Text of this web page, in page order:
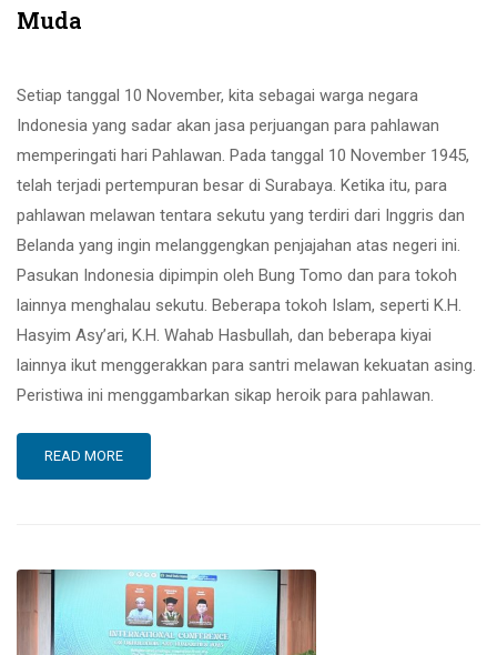
Muda
Setiap tanggal 10 November, kita sebagai warga negara
Indonesia yang sadar akan jasa perjuangan para pahlawan
memperingati hari Pahlawan. Pada tanggal 10 November 1945,
telah terjadi pertempuran besar di Surabaya. Ketika itu, para
pahlawan melawan tentara sekutu yang terdiri dari Inggris dan
Belanda yang ingin melanggengkan penjajahan atas negeri ini.
Pasukan Indonesia dipimpin oleh Bung Tomo dan para tokoh
lainnya menghalau sekutu. Beberapa tokoh Islam, seperti K.H.
Hasyim Asy’ari, K.H. Wahab Hasbullah, dan beberapa kiyai
lainnya ikut menggerakkan para santri melawan kekuatan asing.
Peristiwa ini menggambarkan sikap heroik para pahlawan.
READ MORE